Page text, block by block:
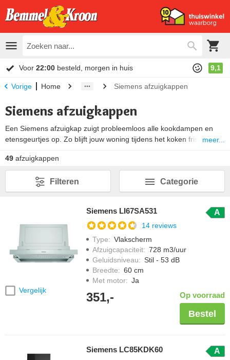
Voor 22:00 besteld, morgen in huis 9,1
Vorige Home Siemens afzuigkappen
Siemens afzuigkappen
Een Siemens afzuigkap zuigt probleemloos alle kookdampen en
etensgeurtjes op. Zo blijft jouw woning tijdens het koken fris ruiken.
technologie. Met een kenmerkend design van zwart glas en
roestvrijstalen lijnen zorgen Siemens afzuigsystemen voor een
designstatement in jouw keuken. Kies het
type afzuigkapgeschikt
voor jouw keuken en koop je nieuwe Siemens afzuigkap voordelig
meer...
49 afzuigkappen
Categorie
Filteren
Vergelijk
Siemens LI67SA531 A
14 reviews
Type: Vlakscherm
Afzuigcapaciteit: 728 m3/uur
Geluidsniveau: Stil - 53 dB
Breedte: 60 cm
Met motor: Ja
351,- Op voorraad
Bestel
Siemens LC85KDK60 A